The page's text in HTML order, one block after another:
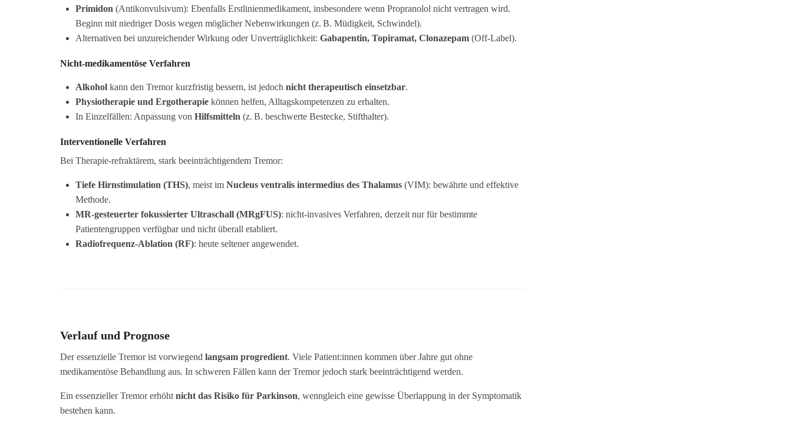
Primidon (Antikonvulsivum): Ebenfalls Erstlinienmedikament, insbesondere wenn Propranolol nicht vertragen wird.
Beginn mit niedriger Dosis wegen möglicher Nebenwirkungen (z. B. Müdigkeit, Schwindel).
Alternativen bei unzureichender Wirkung oder Unverträglichkeit: Gabapentin, Topiramat, Clonazepam(Off-Label).
Nicht-medikamentöse Verfahren
Alkoholkann den Tremor kurzfristig bessern, ist jedoch nicht therapeutisch einsetzbar.
Physiotherapie und Ergotherapiekönnen helfen, Alltagskompetenzen zu erhalten.
In Einzelfällen: Anpassung von Hilfsmitteln (z. B. beschwerte Bestecke, Stifthalter).
Interventionelle Verfahren
Bei Therapie-refraktärem, stark beeinträchtigendem Tremor:
Tiefe Hirnstimulation (THS), meist im Nucleus ventralis intermedius des Thalamus(VIM): bewährte und effektive
Methode.
MR-gesteuerter fokussierter Ultraschall (MRgFUS): nicht-invasives Verfahren, derzeit nur für bestimmte
Patientengruppen verfügbar und nicht überall etabliert.
Radiofrequenz-Ablation (RF): heute seltener angewendet.
Verlauf und Prognose
Der essenzielle Tremor ist vorwiegend langsam progredient. Viele Patient:innen kommen über Jahre gut ohne
medikamentöse Behandlung aus. In schweren Fällen kann der Tremor jedoch stark beeinträchtigend werden.
Ein essenzieller Tremor erhöht nicht das Risiko für Parkinson, wenngleich eine gewisse Überlappung in der Symptomatik
bestehen kann.